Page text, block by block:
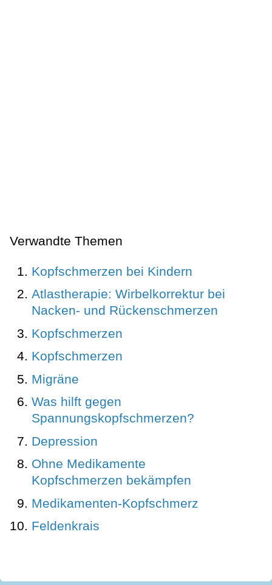
Verwandte Themen
Kopfschmerzen bei Kindern
Atlastherapie: Wirbelkorrektur bei
Nacken- und Rückenschmerzen
Kopfschmerzen
Kopfschmerzen
Migräne
Was hilft gegen
Spannungskopfschmerzen?
Depression
Ohne Medikamente
Kopfschmerzen bekämpfen
Medikamenten-Kopfschmerz
Feldenkrais